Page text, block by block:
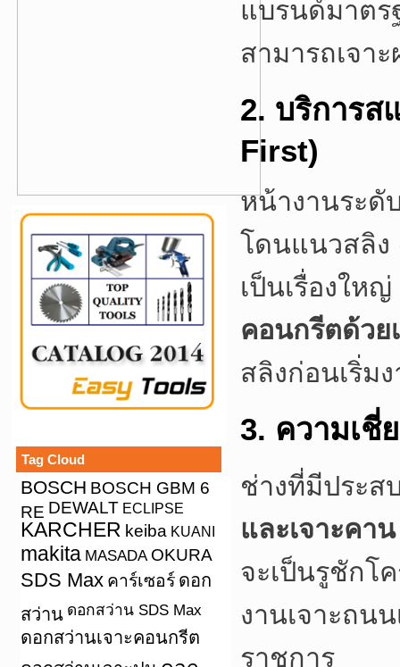
Tag Cloud
BOSCH BOSCH GBM 6
RE DEWALT ECLIPSE
KARCHER keiba KUANI
makita MASADA OKURA
SDS Max คาร์เซอร์ ดอก
สว่าน ดอกสว่าน SDS Max
ดอกสว่านเจาะคอนกรีต
แบรนด์มาต
สามารถเจา
2. บริการส
First)
หน้างานระดั
โดนแนวสลิง
เป็นเรื่องให
คอนกรีตด้วย
สลิงก่อนเริ่ม
3. ความเชี่
ช่างที่มีประส
และเจาะคาน
จะเป็นรูชักโ
งานเจาะถน
ราชการ